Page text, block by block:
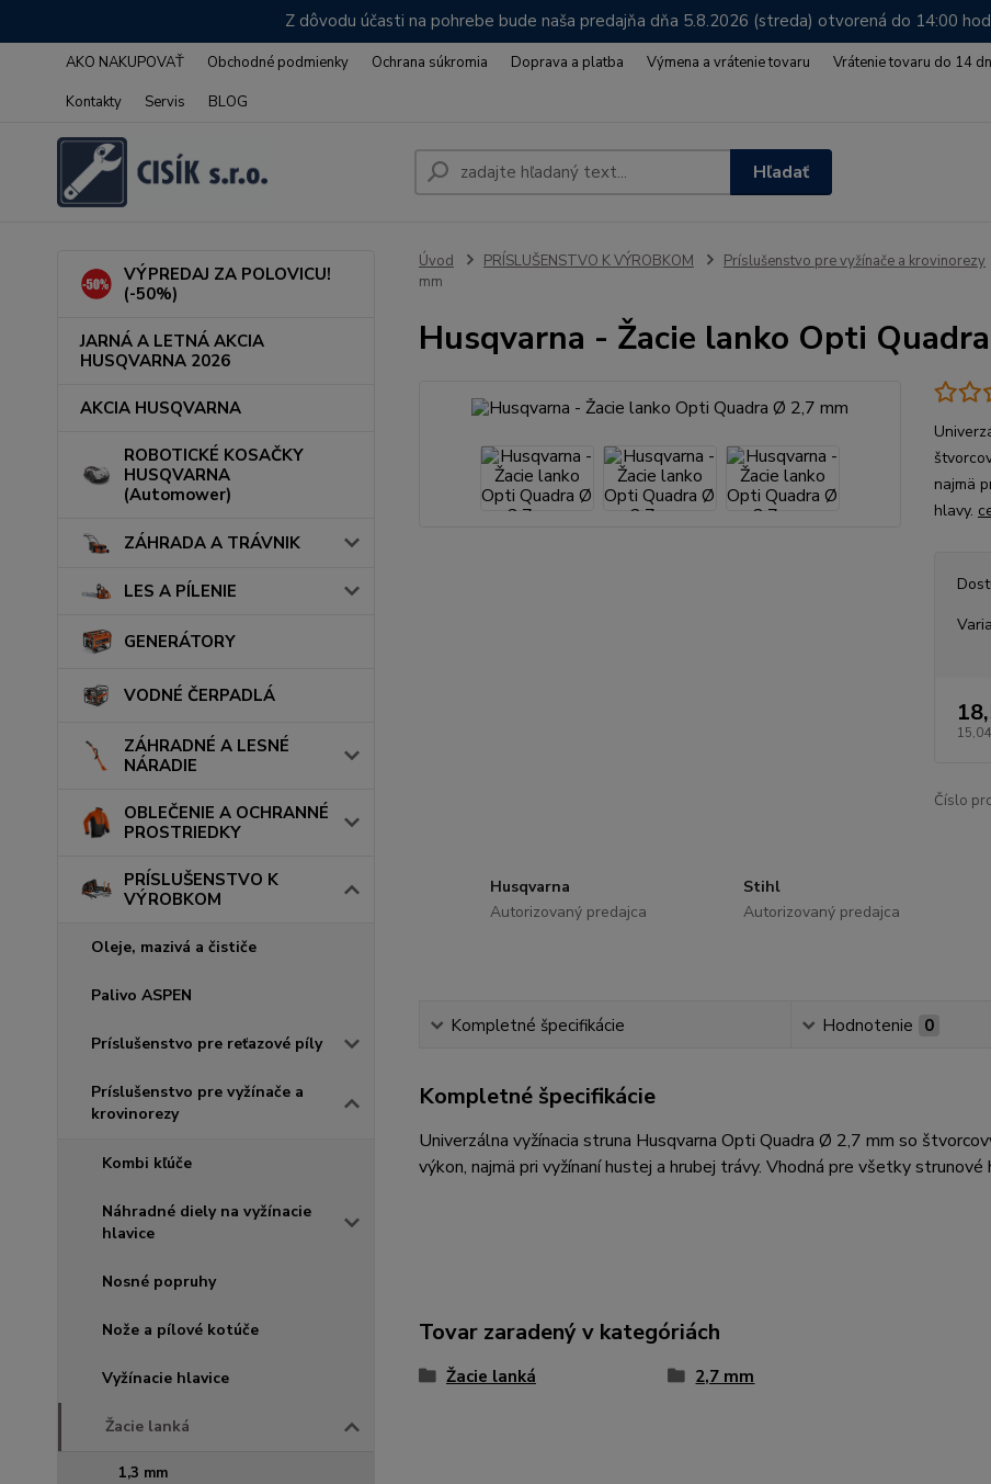
Z dôvodu účasti na pohrebe bude naša predajňa dňa 5.8.2026 (streda) otvorená do 14:00
AKO NAKUPOVAŤ Obchodné podmienky Ochrana súkromia Doprava a platba Výmena a vrátenie tovaru
Vrátenie tovaru do 14
Kontakty
Servis BLOG
Hľadať
VÝPREDAJ ZA POLOVICU!
(-50%)
JARNÁ A LETNÁ AKCIA
HUSQVARNA 2026
AKCIA HUSQVARNA
ROBOTICKÉ KOSAČKY
HUSQVARNA
(Automower)
ZÁHRADA A TRÁVNIK
LES A PÍLENIE
GENERÁTORY
VODNÉ ČERPADLÁ
ZÁHRADNÉ A LESNÉ
NÁRADIE
OBLEČENIE A OCHRANNÉ
PROSTRIEDKY
PRÍSLUŠENSTVO K
VÝROBKOM
Oleje, mazivá a čističe
Palivo ASPEN
Príslušenstvo pre reťazové píly
Príslušenstvo pre vyžínače a
krovinorezy
Kombi kľúče
Náhradné diely na vyžínacie
hlavice
Nosné popruhy
Nože a pílové kotúče
Vyžínacie hlavice
Žacie lanká
1,3 mm
Úvod PRÍSLUŠENSTVO K VÝROBKOM Príslušenstvo pre vyžínače a krovinorezy
mm
Husqvarna - Žacie lanko Opti
najmä
hlavy.
Číslo
Husqvarna
Autorizovaný predajca
Stihl
Autorizovaný predajca
Kompletné špecifikácie Hodnotenie 0
Kompletné špecifikácie
Univerzálna vyžínacia struna Husqvarna Opti Quadra Ø 2,7 mm so
výkon, najmä pri vyžínaní hustej a hrubej trávy. Vhodná pre všetky strunové
Tovar zaradený v kategóriách
Žacie lanká 2,7 mm